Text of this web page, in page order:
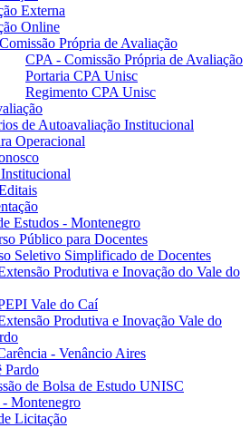
Externa
Online
Própria de Avaliação
CPA - Comissão Própria de Avaliação
Portaria CPA Unisc
Regimento CPA Unisc
de Autoavaliação Institucional
Operacional
Estudos - Montenegro
Público para Docentes
Seletivo Simplificado de Docentes
Produtiva e Inovação do Vale do
Vale do Caí
Produtiva e Inovação Vale do
- Venâncio Aires
Pardo
de Bolsa de Estudo UNISC
Montenegro
Licitação